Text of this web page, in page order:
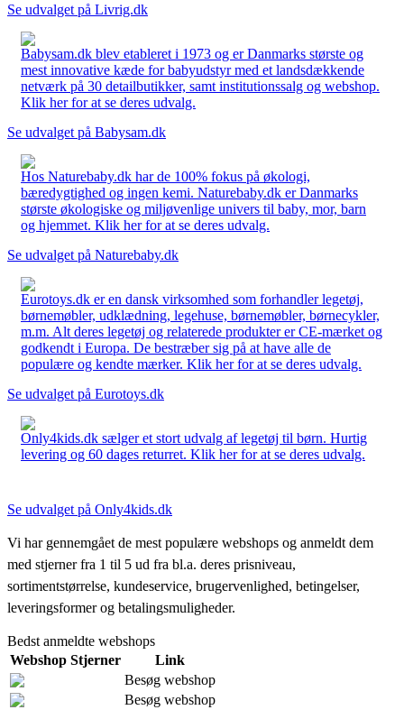
Se udvalget på Livrig.dk
Babysam.dk blev etableret i 1973 og er Danmarks største og
mest innovative kæde for babyudstyr med et landsdækkende
netværk på 30 detailbutikker, samt institutionssalg og webshop.
Klik her for at se deres udvalg.
Se udvalget på Babysam.dk
Hos Naturebaby.dk har de 100% fokus på økologi,
bæredygtighed og ingen kemi. Naturebaby.dk er Danmarks
største økologiske og miljøvenlige univers til baby, mor, barn
og hjemmet. Klik her for at se deres udvalg.
Se udvalget på Naturebaby.dk
Eurotoys.dk er en dansk virksomhed som forhandler legetøj,
børnemøbler, udklædning, legehuse, børnemøbler, børnecykler,
m.m. Alt deres legetøj og relaterede produkter er CE-mærket og
godkendt i Europa. De bestræber sig på at have alle de
populære og kendte mærker. Klik her for at se deres udvalg.
Se udvalget på Eurotoys.dk
Only4kids.dk sælger et stort udvalg af legetøj til børn. Hurtig
levering og 60 dages returret. Klik her for at se deres udvalg.
Se udvalget på Only4kids.dk
Vi har gennemgået de mest populære webshops og anmeldt dem
med stjerner fra 1 til 5 ud fra bl.a. deres prisniveau,
sortimentstørrelse, kundeservice, brugervenlighed, betingelser,
leveringsformer og betalingsmuligheder.
Bedst anmeldte webshops
Webshop Stjerner
Link
Besøg webshop
Besøg webshop